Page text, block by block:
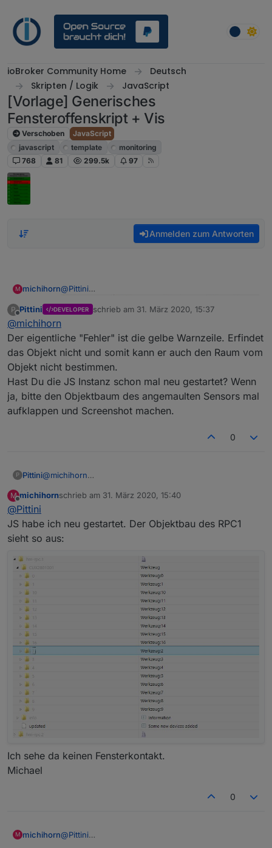
ioBroker Community Home
Deutsch
Skripten / Logik
JavaScript
[Vorlage] Generisches
Fensteroffenskript + Vis
Verschoben
JavaScript
javascript
template
monitoring
768
81 299.5k 97
Anmelden zum Antworten
M michihorn@Pittini
Objekte hat das Script bislang wegen des Fehlers
nicht angelegt
Michael
P
Offline
Pittini DEVELOPER schrieb am 31. März 2020, 15:37
zuletzt editiert von
@michihorn
Der eigentliche "Fehler" ist die gelbe Warnzeile. Erfindet
das Objekt nicht und somit kann er auch den Raum vom
Objekt nicht bestimmen.
Hast Du die JS Instanz schon mal neu gestartet? Wenn
ja, bitte den Objektbaum des angemaulten Sensors mal
aufklappen und Screenshot machen.
0
P Pittini@michihorn
das Objekt nicht und somit kann er auch den Raum vom
Hast Du die JS Instanz schon mal neu gestartet? Wenn
ja, bitte den Objektbaum des angemaulten Sensors mal
aufklappen und Screenshot machen.
M
Offline
michihornschrieb am 31. März 2020, 15:40
zuletzt editiert von
@Pittini
JS habe ich neu gestartet. Der Objektbau des RPC1
sieht so aus:
Ich sehe da keinen Fensterkontakt.
Michael
0
M michihorn@Pittini